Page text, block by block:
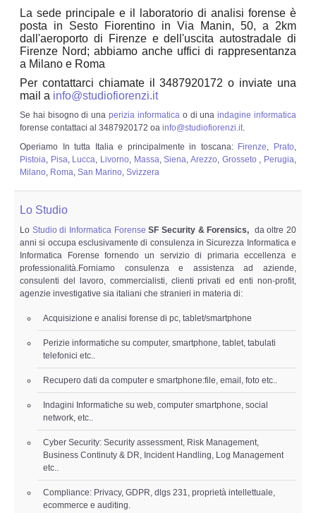
La sede principale e il laboratorio di analisi forense è
posta in Sesto Fiorentino in Via Manin, 50, a 2km
dall'aeroporto di Firenze e dell'uscita autostradale di
Firenze Nord; abbiamo anche uffici di rappresentanza
a Milano e Roma
Per contattarci chiamate il 3487920172 o inviate una
mail a info@studiofiorenzi.it
Se hai bisogno di unaperizia informaticao di unaindagine informatica
forense contattaci al 3487920172 oa info@studiofiorenzi.it.
Operiamo In tutta Italia e principalmente in toscana: Firenze, Prato,
Pistoia, Pisa, Lucca, Livorno, Massa,Siena,Arezzo, Grosseto , Perugia,
Milano, Roma, San Marino, Svizzera
Lo Studio
Lo Studio di Informatica Forense SF Security & Forensics, da oltre 20
anni si occupa esclusivamente di consulenza in Sicurezza Informatica e
Informatica Forense fornendo un servizio di primaria eccellenza e
professionalità.Forniamo consulenza e assistenza ad aziende,
consulenti del lavoro, commercialisti, clienti privati ed enti non-profit,
agenzie investigative sia italiani che stranieri in materia di:
Acquisizione e analisi forense di pc, tablet/smartphone
Perizie informatiche su computer, smartphone, tablet, tabulati
telefonici etc..
Recupero dati da computer e smartphone:file, email, foto etc..
Indagini Informatiche su web, computer smartphone, social
network, etc..
Cyber Security: Security assessment, Risk Management,
Business Continuty & DR, Incident Handling, Log Management
etc..
Compliance: Privacy, GDPR, dlgs 231, proprietà intellettuale,
ecommerce e auditing.